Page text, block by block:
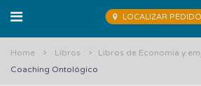
LOCALIZAR PEDIDO
Home Libros Libros de Economía y
Coaching Ontológico